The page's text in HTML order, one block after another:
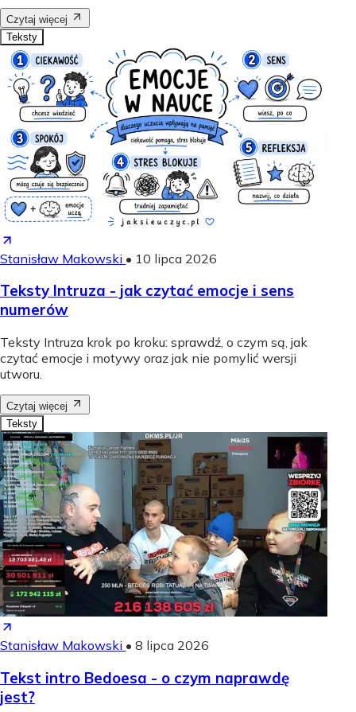
Czytaj więcej
Teksty
Stanisław Makowski • 10 lipca 2026
Teksty Intruza - jak czytać emocje i sens
numerów
Teksty Intruza krok po kroku: sprawdź, o czym są, jak
czytać emocje i motywy oraz jak nie pomylić wersji
utworu.
Czytaj więcej
Teksty
Stanisław Makowski • 8 lipca 2026
Tekst intro Bedoesa - o czym naprawdę
jest?